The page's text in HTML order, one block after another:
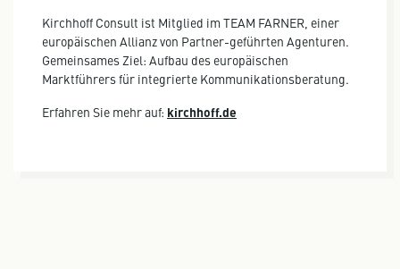
Kirchhoff Consult ist Mitglied im TEAM FARNER, einer
europäischen Allianz von Partner-geführten Agenturen.
Gemeinsames Ziel: Aufbau des europäischen
Marktführers für integrierte Kommunikationsberatung.
Erfahren Sie mehr auf: kirchhoff.de